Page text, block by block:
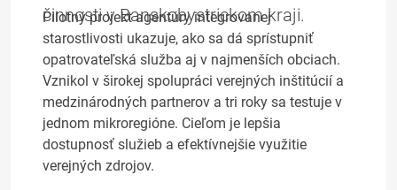
činnosti v Banskobystrickom kraji.
Pilotný projekt agentúry integrovanej
starostlivosti ukazuje, ako sa dá sprístupniť
opatrovateľská služba aj v najmenších obciach.
Vznikol v širokej spolupráci verejných inštitúcií a
medzinárodných partnerov a tri roky sa testuje v
jednom mikroregióne. Cieľom je lepšia
dostupnosť služieb a efektívnejšie využitie
verejných zdrojov.